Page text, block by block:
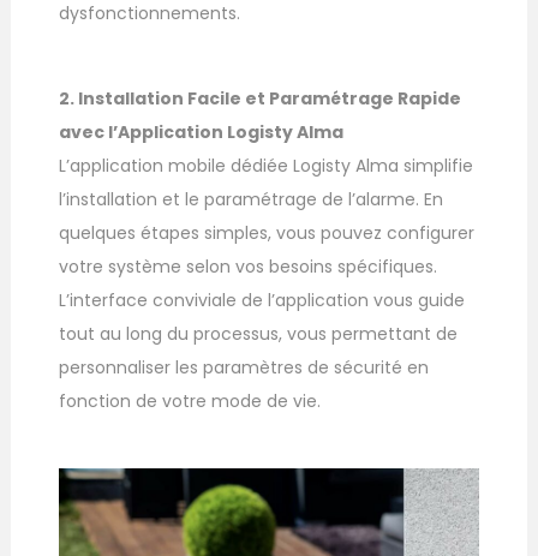
dysfonctionnements.
2. Installation Facile et Paramétrage Rapide
avec l’Application Logisty Alma
L’application mobile dédiée Logisty Alma simplifie
l’installation et le paramétrage de l’alarme. En
quelques étapes simples, vous pouvez configurer
votre système selon vos besoins spécifiques.
L’interface conviviale de l’application vous guide
tout au long du processus, vous permettant de
personnaliser les paramètres de sécurité en
fonction de votre mode de vie.